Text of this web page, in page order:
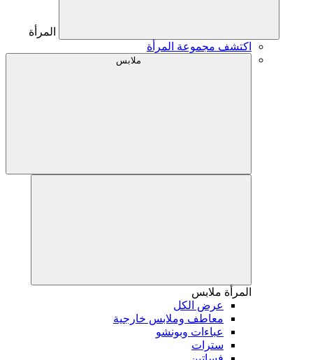
اكتشف مجموعة المرأة
ملابس
عرض الكل
معاطف وملابس خارجية
عباءات وبونشو
سترات